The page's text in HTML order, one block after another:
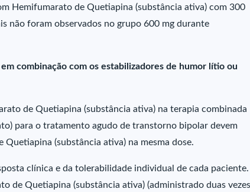
Hemifumarato de Quetiapina (substância ativa) com 300
não foram observados no grupo 600 mg durante
combinação com os estabilizadores de humor lítio ou
de Quetiapina (substância ativa) na terapia combinada
para o tratamento agudo de transtorno bipolar devem
(substância ativa) na mesma dose.
clínica e da tolerabilidade individual de cada paciente.
de Quetiapina (substância ativa) (administrado duas vezes